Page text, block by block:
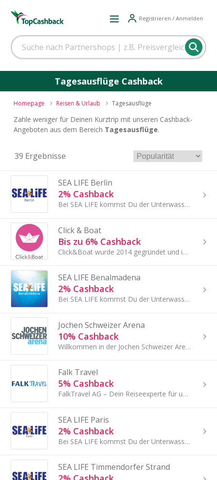
Registrieren / Anmelden
Tagesausflüge Cashback
Homepage Reisen & Urlaub Tagesausflüge
Zahle weniger für Deinen Kurztrip mit unseren Cashback-
Angeboten aus dem Bereich Tagesausflüge.
39 Ergebnisse
SEA LIFE Berlin
2% Cashback
Bei SEA LIFE kommst Du der Unterwasserwelt ganz nah.
Click & Boat
Bis zu 6% Cashback
Click&Boat wurde 2014 gegründet und ist der europäische Marktführer im Bereich der Bootsvermietung.
SEA LIFE Benalmadena
2% Cashback
Bei SEA LIFE kommst Du der Unterwasserwelt ganz nah.
Jochen Schweizer Arena
10% Cashback
Willkommen in der Jochen Schweizer Arena! Sie freuen sich, Dich allein, mit Deiner Familie, in einer Gruppe oder mit Deiner Firma begrüßen zu dürfen.
Falk Travel
5% Cashback
FalkTravel AG – Dein Reiseexperte für unvergessliche Erlebnisse
SEA LIFE Paris
2% Cashback
Bei SEA LIFE kommst Du der Unterwasserwelt ganz nah.
SEA LIFE Timmendorfer Strand